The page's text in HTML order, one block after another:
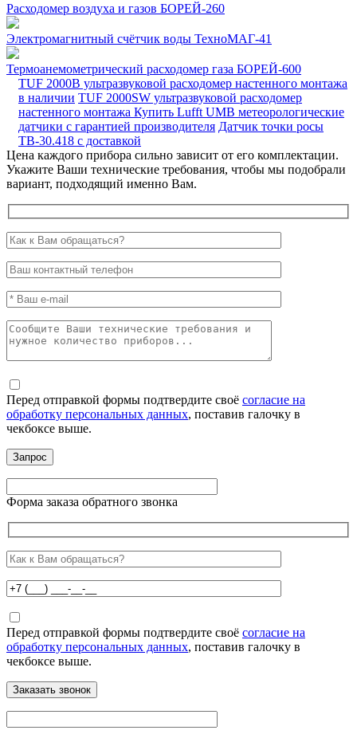
Расходомер воздуха и газов БОРЕЙ-260
Электромагнитный счётчик воды ТехноМАГ-41
Термоанемометрический расходомер газа БОРЕЙ-600
TUF 2000B ультразвуковой расходомер настенного монтажа
в наличии TUF 2000SW ультразвуковой расходомер
настенного монтажа Купить Lufft UMB метеорологические
датчики с гарантией производителя Датчик точки росы
ТВ-30.418 с доставкой
Цена каждого прибора сильно зависит от его комплектации.
Укажите Ваши технические требования, чтобы мы подобрали
вариант, подходящий именно Вам.
Перед отправкой формы подтвердите своё согласие на
обработку персональных данных, поставив галочку в
чекбоксе выше.
Форма заказа обратного звонка
Перед отправкой формы подтвердите своё согласие на
обработку персональных данных, поставив галочку в
чекбоксе выше.